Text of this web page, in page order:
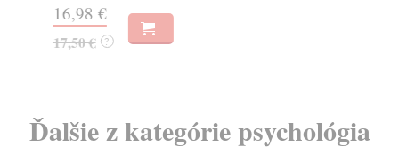
16,98 €
17,50 € ?
Ďalšie z kategórie psychológia